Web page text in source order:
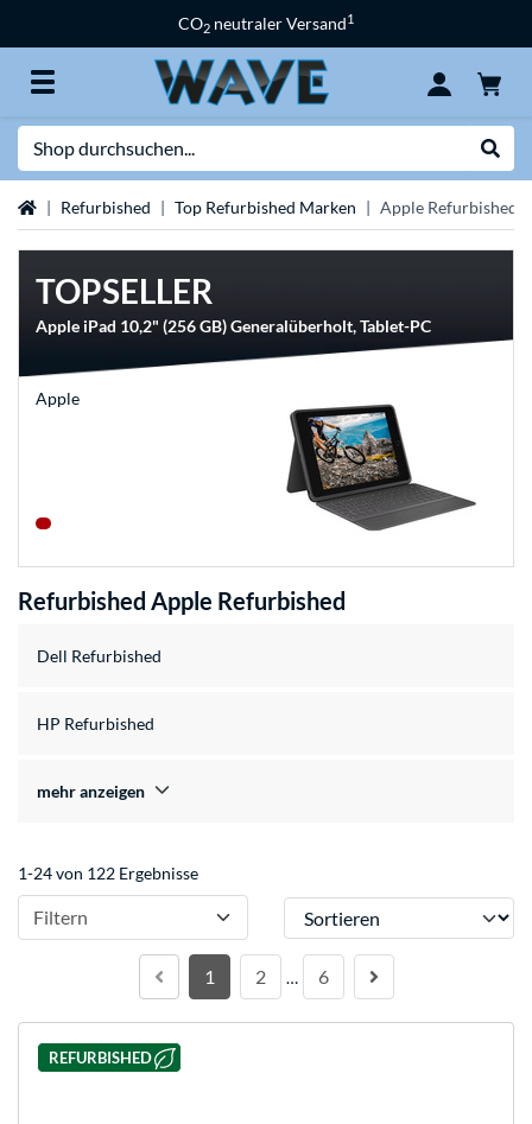
CO2 neutraler Versand1
StartseiteRefurbished Top Refurbished Marken Apple Refurbished
TOPSELLER
Apple iPad 10,2" (256 GB) Generalüberholt, Tablet-PC
Apple
Refurbished Apple Refurbished
Dell Refurbished
HP Refurbished
mehr anzeigen
1-24 von 122 Ergebnisse
Filtern Sortieren
1 2 … 6
REFURBISHED